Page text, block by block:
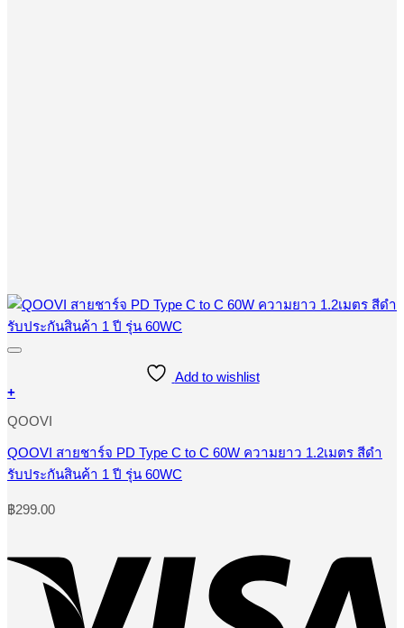
Add to wishlist
+
QOOVI
QOOVI สายชาร์จ PD Type C to C 60W ความยาว 1.2เมตร สีดำ
รับประกันสินค้า 1 ปี รุ่น 60WC
฿299.00